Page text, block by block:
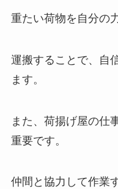
重たい荷物を自分の
運搬することで、自
ます。
また、荷揚げ屋の仕
重要です。
仲間と協力して作業